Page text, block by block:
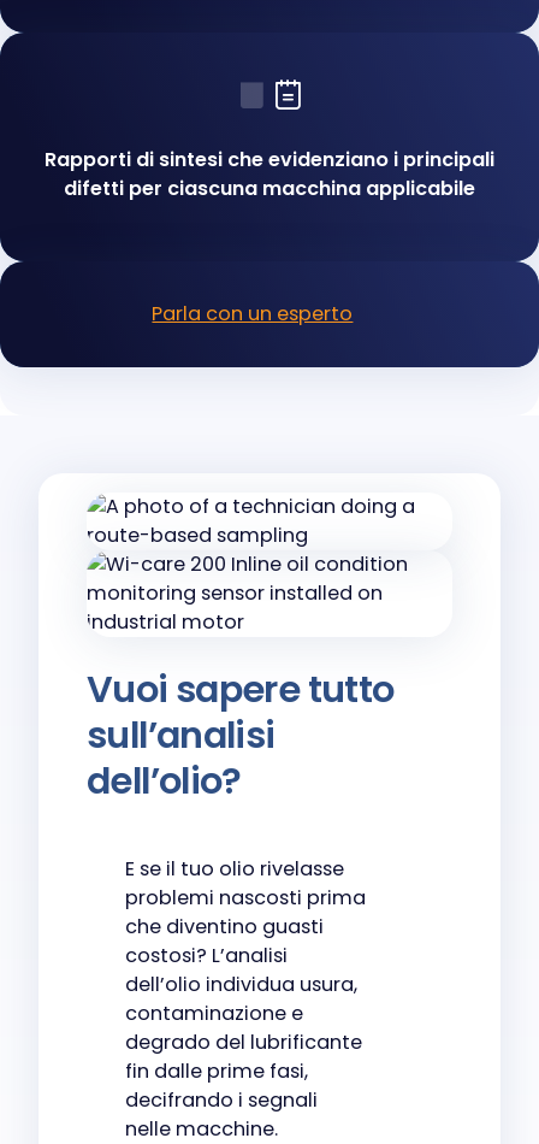
Rapporti di sintesi che evidenziano i principali
difetti per ciascuna macchina applicabile
Parla con un esperto
Vuoi sapere tutto
sull’analisi
dell’olio?
E se il tuo olio rivelasse
problemi nascosti prima
che diventino guasti
costosi? L’analisi
dell’olio individua usura,
contaminazione e
degrado del lubrificante
fin dalle prime fasi,
decifrando i segnali
nelle macchine.